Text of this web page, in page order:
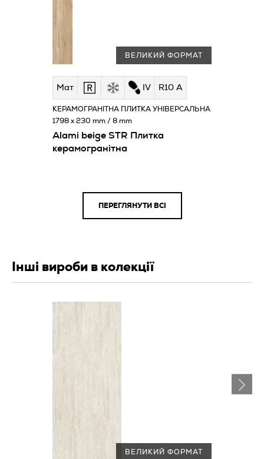
ВЕЛИКИЙ ФОРМАТ
Мат IV R10 A
Alami beige STR Плитка
керамогранітна
КЕРАМОГРАНІТНА ПЛИТКА УНІВЕРСАЛЬНА
1798 x 230 mm / 8 mm
ПЕРЕГЛЯНУТИ ВСІ
Інші вироби в колекції
ВЕЛИКИЙ ФОРМАТ